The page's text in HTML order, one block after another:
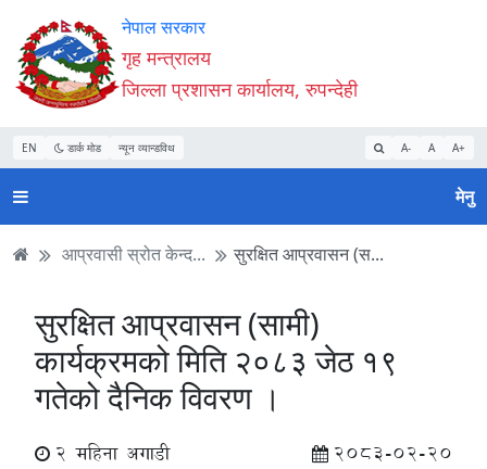
Accessibility
Mode
सुरु
गर्नुहोस्
सामाग्री
पढ्नुहाेस्
नेभिगेसन
पढ्नुहाेस्
वेबसाइट
खोजमा
जानुहोस्
नेपाल सरकार
गृह मन्त्रालय
जिल्ला प्रशासन कार्यालय, रुपन्देही
EN डार्क मोड न्यून व्यान्डविथ A- A A+
मेनु
आप्रवासी स्रोत केन्द... सुरक्षित आप्रवासन (स...
सुरक्षित आप्रवासन (सामी)
कार्यक्रमको मिति २०८३ जेठ १९
गतेको दैनिक विवरण ।
2 महिना अगाडी 2083-02-20